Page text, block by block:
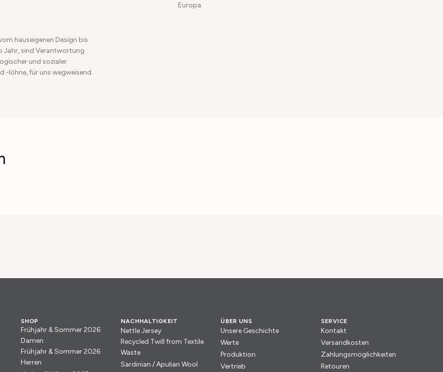
Europa.
hauseigenen Design bis
Jahr, sind Verantwortung
und sozialer
-löhne, für uns wegweisend.
SHOP
Frühjahr & Sommer 2026
Damen
Frühjahr & Sommer 2026
Herren
NACHHALTIGKEIT
Nettle Jersey
Recycled Twill from Textile
Waste
Sardinian / Apulian Wool
ÜBER UNS
Unsere Geschichte
Werte
Produktion
Vertrieb
SERVICE
Kontakt
Versandkosten
Zahlungsmöglichkeiten
Retouren